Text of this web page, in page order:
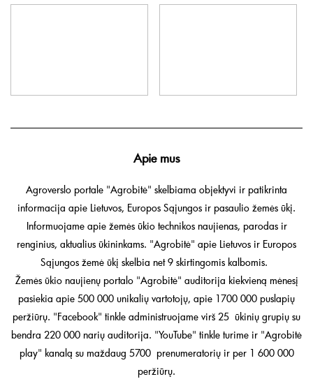
Apie mus
Agroverslo portale "Agrobitė" skelbiama objektyvi ir patikrinta
informacija apie Lietuvos, Europos Sąjungos ir pasaulio žemės ūkį.
Informuojame apie žemės ūkio technikos naujienas, parodas ir
renginius, aktualius ūkininkams. "Agrobitė" apie Lietuvos ir Europos
Sąjungos žemė ūkį skelbia net 9 skirtingomis kalbomis.
Žemės ūkio naujienų portalo "Agrobitė" auditorija kiekvieną mėnesį
pasiekia apie 500 000 unikalių vartotojų, apie 1700 000 puslapių
peržiūrų. "Facebook" tinkle administruojame virš 25 ūkinių grupių su
bendra 220 000 narių auditorija. "YouTube" tinkle turime ir "Agrobitė
play" kanalą su maždaug 5700 prenumeratorių ir per 1 600 000
peržiūrų.